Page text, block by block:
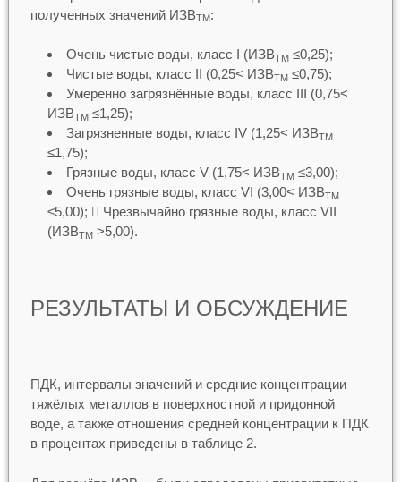
полученных значений ИЗВТМ:
Очень чистые воды, класс I (ИЗВТМ≤0,25);
Чистые воды, класс II (0,25< ИЗВТМ≤0,75);
Умеренно загрязнённые воды, класс III (0,75<
ИЗВТМ≤1,25);
Загрязненные воды, класс IV (1,25< ИЗВТМ
≤1,75);
Грязные воды, класс V (1,75< ИЗВТМ≤3,00);
Очень грязные воды, класс VI (3,00< ИЗВТМ
≤5,00);  Чрезвычайно грязные воды, класс VII
(ИЗВТМ>5,00).
РЕЗУЛЬТАТЫ И ОБСУЖДЕНИЕ
ПДК, интервалы значений и средние концентрации
тяжёлых металлов в поверхностной и придонной
воде, а также отношения средней концентрации к ПДК
в процентах приведены в таблице 2.